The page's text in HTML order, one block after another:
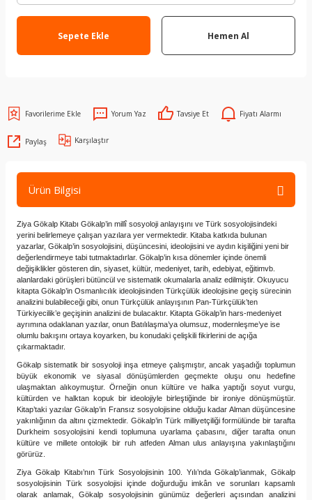
Sepete Ekle Hemen Al
Yorum Yaz Tavsiye Et Fiyatı Alarmı
Paylaş Karşılaştır
Ürün Bilgisi
Ziya Gökalp Kitabı Gökalp’in millî sosyoloji anlayışını ve Türk sosyolojisindeki
yerini belirlemeye çalışan yazılara yer vermektedir. Kitaba katkıda bulunan
yazarlar, Gökalp’in sosyolojisini, düşüncesini, ideolojisini ve aydın kişiliğini yeni bir
değerlendirmeye tabi tutmaktadırlar. Gökalp’in kısa dönemler içinde önemli
değişiklikler gösteren din, siyaset, kültür, medeniyet, tarih, edebiyat, eğitimvb.
alanlardaki görüşleri bütüncül ve sistematik okumalarla analiz edilmiştir. Okuyucu
kitapta Gökalp’in Osmanlıcılık ideolojisinden Türkçülük ideolojisine geçiş sürecinin
analizini bulabileceği gibi, onun Türkçülük anlayışının Pan-Türkçülük’ten
Türkiyecilik’e geçişinin analizini de bulacaktır. Kitapta Gökalp’in hars-medeniyet
ayrımına odaklanan yazılar, onun Batılılaşma’ya olumsuz, modernleşme’ye ise
olumlu bakışını ortaya koyarken, bu konudaki çelişkili fikirlerini de açığa
çıkarmaktadır.
Gökalp sistematik bir sosyoloji inşa etmeye çalışmıştır, ancak yaşadığı toplumun
büyük ekonomik ve siyasal dönüşümlerden geçmekte oluşu onu hedefine
ulaşmaktan alıkoymuştur. Örneğin onun kültüre ve halka yaptığı soyut vurgu,
kültürden ve halktan kopuk bir ideolojiyle birleştiğinde bir ironiye dönüşmüştür.
Kitap’taki yazılar Gökalp’in Fransız sosyolojisine olduğu kadar Alman düşüncesine
yakınlığının da altını çizmektedir. Gökalp’in Türk milliyetçiliği formülünde bir tarafta
Durkheim sosyolojisini kendi toplumuna uyarlama çabasını, diğer tarafta onun
kültüre ve millete ontolojik bir ruh atfeden Alman ulus anlayışına yakınlaştığını
görürüz.
Ziya Gökalp Kitabı’nın Türk Sosyolojisinin 100. Yılı’nda Gökalp’ianmak, Gökalp
sosyolojisinin Türk sosyolojisi içinde doğurduğu imkân ve sorunları kapsamlı
olarak anlamak, Gökalp sosyolojisinin günümüz değerleri açısından analizini